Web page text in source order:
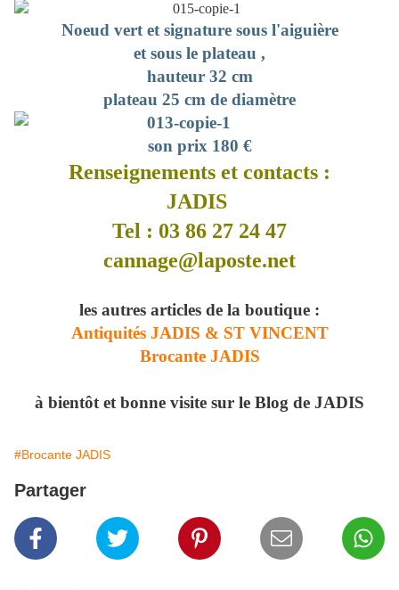
Noeud vert et signature sous l'aiguière
et sous le plateau ,
hauteur 32 cm
plateau 25 cm de diamètre
son prix 180 €
Renseignements et contacts :
JADIS
Tel : 03 86 27 24 47
cannage@laposte.net
les autres articles de la boutique :
Antiquités JADIS & ST VINCENT
Brocante JADIS
à bientôt et bonne visite sur le Blog de JADIS
#Brocante JADIS
Partager